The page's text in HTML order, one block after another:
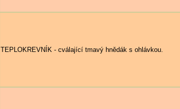
TEPLOKREVNÍK - cválající tmavý hnědák s ohlávkou.